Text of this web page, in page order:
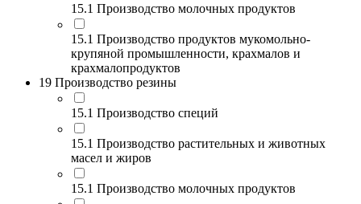
15.1 Производство молочных продуктов
15.1 Производство продуктов мукомольно-
крупяной промышленности, крахмалов и
крахмалопродуктов
19 Производство резины
15.1 Производство специй
15.1 Производство растительных и животных
масел и жиров
15.1 Производство молочных продуктов